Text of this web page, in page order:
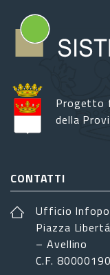
Progetto
della
CONTATTI
Ufficio
Piazza
– Avellino
C.F.